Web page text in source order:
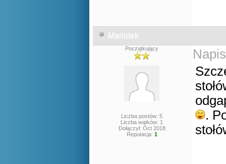
Mariotek
Początkujący
Liczba postów: 5
Liczba wątków: 1
Dołączył: Oct 2018
Reputacja: 1
.